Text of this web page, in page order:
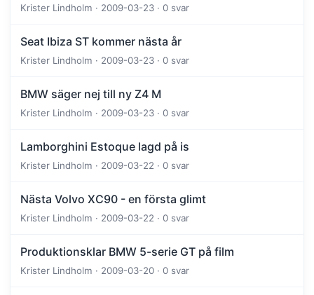
Krister Lindholm · 2009-03-23 · 0 svar
Seat Ibiza ST kommer nästa år
Krister Lindholm · 2009-03-23 · 0 svar
BMW säger nej till ny Z4 M
Krister Lindholm · 2009-03-23 · 0 svar
Lamborghini Estoque lagd på is
Krister Lindholm · 2009-03-22 · 0 svar
Nästa Volvo XC90 - en första glimt
Krister Lindholm · 2009-03-22 · 0 svar
Produktionsklar BMW 5-serie GT på film
Krister Lindholm · 2009-03-20 · 0 svar